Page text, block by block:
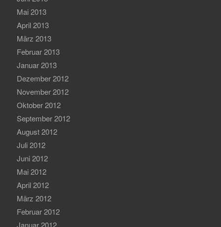
Mai 2013
April 2013
März 2013
Februar 2013
Januar 2013
Dezember 2012
November 2012
Oktober 2012
September 2012
August 2012
Juli 2012
Juni 2012
Mai 2012
April 2012
März 2012
Februar 2012
Januar 2012